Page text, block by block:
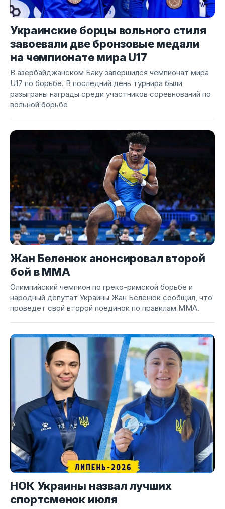
Украинские борцы вольного стиля
завоевали две бронзовые медали
на чемпионате мира U17
В азербайджанском Баку завершился чемпионат мира
U17 по борьбе. В последний день турнира были
разыграны награды среди участников соревнований по
вольной борьбе
Жан Беленюк анонсировал второй
бой в ММА
Олимпийский чемпион по греко-римской борьбе и
народный депутат Украины Жан Беленюк сообщил, что
проведет свой второй поединок по правилам ММА.
НОК Украины назвал лучших
спортсменок июля